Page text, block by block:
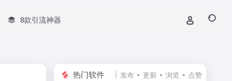
8款引流神器
热门软件 发布 更新 浏览 点赞